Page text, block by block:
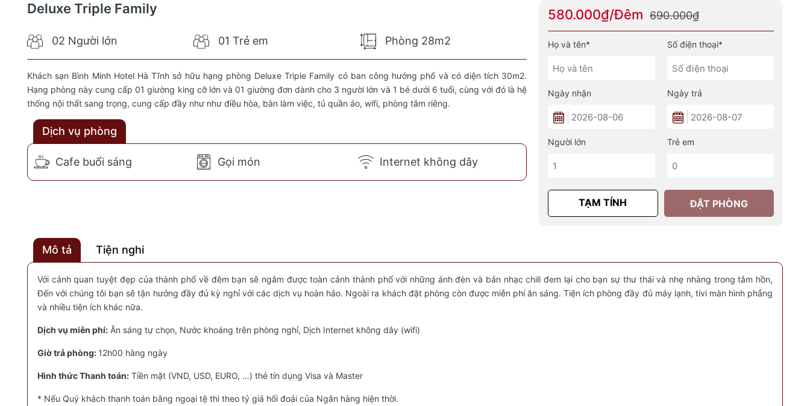
Deluxe Triple Family
02 Người lớn 01 Trẻ em Phòng 28m2
Khách sạn Bình Minh Hotel Hà Tĩnh sở hữu hạng phòng Deluxe Triple Family có ban công hướng phố và có diện tích 30m2.
Hạng phòng này cung cấp 01 giường king cỡ lớn và 01 giường đơn dành cho 3 người lớn và 1 bé dưới 6 tuổi, cùng với đó là hệ
thống nội thất sang trọng, cung cấp đầy như như điều hòa, bàn làm việc, tủ quần áo, wifi, phòng tắm riêng.
Dịch vụ phòng
Cafe buổi sáng Gọi món Internet không dây
580.000₫/Đêm 690.000₫
Họ và tên* Số điện thoại*
Ngày nhận Ngày trả
Người lớn Trẻ em
TẠM TÍNH ÐẶT PHÒNG
Mô tả Tiện nghi
Với cảnh quan tuyệt đẹp của thành phố về đêm bạn sẽ ngắm được toàn cảnh thành phố với những ánh đèn và bản nhạc chill đem lại cho bạn sự thư thái và nhẹ nhàng trong tâm hồn,
Đến với chúng tôi bạn sẽ tận hưởng đầy đủ kỳ nghỉ với các dịch vụ hoàn hảo. Ngoài ra khách đặt phòng còn được miễn phí ăn sáng. Tiện ích phòng đầy đủ máy lạnh, tivi màn hình phẳng
và nhiều tiện ích khác nữa.
Dịch vụ miễn phí: Ăn sáng tự chọn, Nước khoáng trên phòng nghỉ, Dịch Internet không dây (wifi)
Giờ trả phòng: 12h00 hàng ngày
Hình thức Thanh toán: Tiền mặt (VND, USD, EURO, …) thẻ tín dụng Visa và Master
* Nếu Quý khách thanh toán bằng ngoại tệ thì theo tỷ giá hối đoái của Ngân hàng hiện thời.